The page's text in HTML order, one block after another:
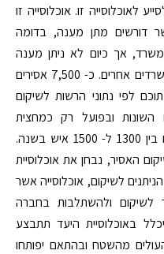
לאוכלוסייה זו. אוכלוסייה זו
דורשים מתן מענה, בדומה
המשרד, אך כיום לא ניתן מענה
מספק במסגרת התכניות הקיימות במשרדים אחרים. כ- 7,500 אסירים
מידי שנה – 40-50% מתוכם לפי נתוני הרשות לשיקום
השונות ובפועל רק כמחצית
מהפוטנציאל נכנסים לתכניות השיקום בין 1300 ל- 1500 איש בשנה.
האסיר, נבחן את אוכלוסיית
לשיקום, אוכלוסייה אשר
לשיקום ולהשתלבות בחברה
באוכלוסיית היעד תתבצע
מהשטח ובהתאם יפותחו